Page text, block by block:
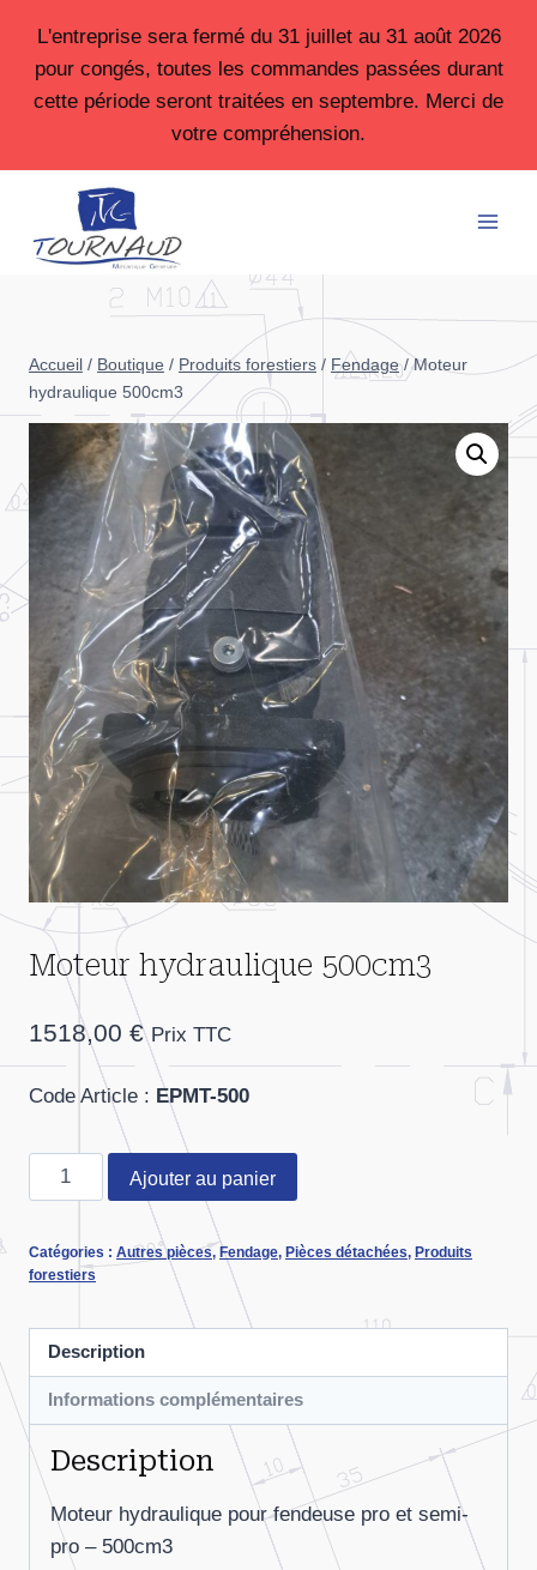
contenu
L'entreprise sera fermé du 31 juillet au 31 août 2026
pour congés, toutes les commandes passées durant
cette période seront traitées en septembre. Merci de
votre compréhension.
Accueil / Boutique / Produits forestiers / Fendage / Moteur
hydraulique 500cm3
Moteur hydraulique 500cm3
1518,00 € Prix TTC
Code Article : EPMT-500
quantité
de
hydraulique
Ajouter au panier
Catégories : Autres pièces, Fendage, Pièces détachées, Produits
forestiers
Description
Informations complémentaires
Description
Moteur hydraulique pour fendeuse pro et semi-
pro – 500cm3